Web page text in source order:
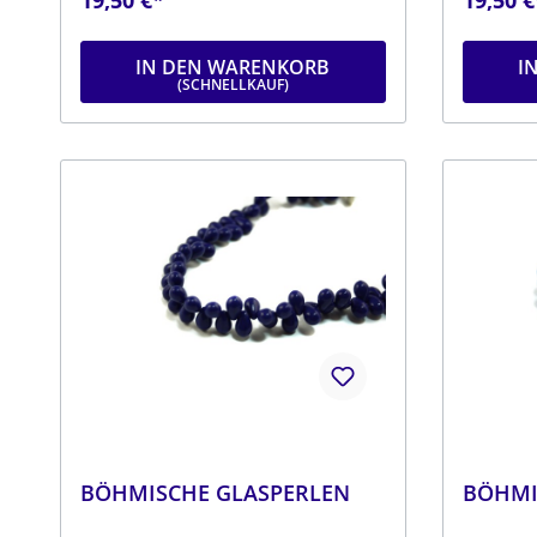
25 cm
IN DEN WARENKORB
BÖHMISCHE GLASPERLEN